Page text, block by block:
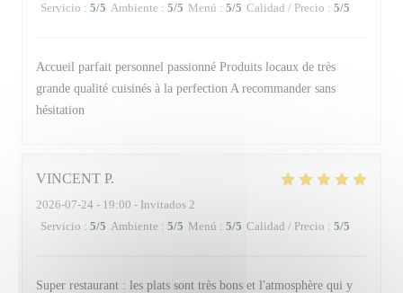
Servicio : 5/5 Ambiente : 5/5 Menú : 5/5 Calidad / Precio : 5/5
Accueil parfait personnel passionné Produits locaux de très
grande qualité cuisinés à la perfection A recommander sans
hésitation
VINCENT P
2026-07-24 - 19:00 - Invitados 2
Servicio : 5/5 Ambiente : 5/5 Menú : 5/5 Calidad / Precio : 5/5
Super restaurant : les plats sont très bons et l'atmosphère qui y